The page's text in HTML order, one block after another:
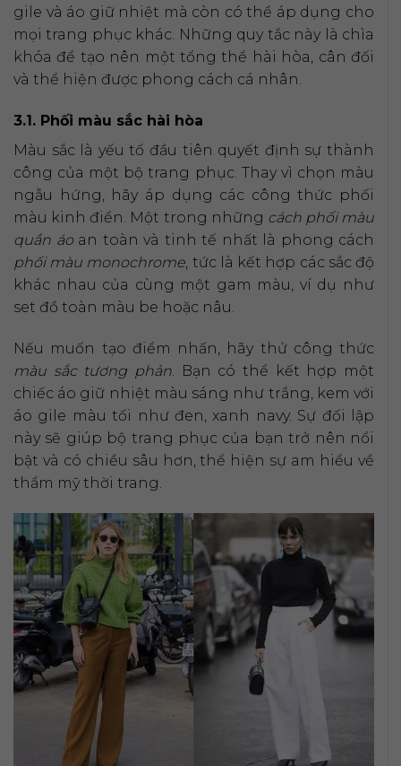
gile và áo giữ nhiệt mà còn có thể áp dụng cho
mọi trang phục khác. Những quy tắc này là chìa
khóa để tạo nên một tổng thể hài hòa, cân đối
và thể hiện được phong cách cá nhân.
3.1. Phối màu sắc hài hòa
Màu sắc là yếu tố đầu tiên quyết định sự thành
công của một bộ trang phục. Thay vì chọn màu
ngẫu hứng, hãy áp dụng các công thức phối
màu kinh điển. Một trong những cách phối màu
quần áoan toàn và tinh tế nhất là phong cách
phối màu monochrome, tức là kết hợp các sắc độ
khác nhau của cùng một gam màu, ví dụ như
set đồ toàn màu be hoặc nâu.
Nếu muốn tạo điểm nhấn, hãy thử công thức
màu sắc tương phản. Bạn có thể kết hợp một
chiếc áo giữ nhiệt màu sáng như trắng, kem với
áo gile màu tối như đen, xanh navy. Sự đối lập
này sẽ giúp bộ trang phục của bạn trở nên nổi
bật và có chiều sâu hơn, thể hiện sự am hiểu về
thẩm mỹ thời trang.